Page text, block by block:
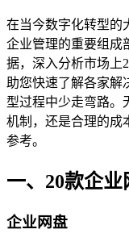
在当今数字化转型的
企业管理的重要组成
据，深入分析市场上
助您快速了解各家解
型过程中少走弯路。
机制，还是合理的成
参考。
一、20款企
企业网盘